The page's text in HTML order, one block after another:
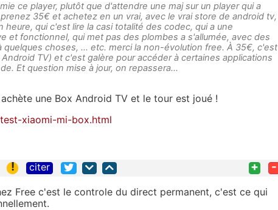
ce player, plutôt que d'attendre une maj sur un player qui a
35€ et achetez en un vrai, avec le vrai store de android tv,
heure, qui c'est lire la casi totalité des codec, qui a une
et fonctionnel, qui met pas des plombes a s'allumée, avec des
quelques choses, … etc. merci la non-évolution free. À 35€, c'est
TV) et c'est galère pour accéder à certaines applications
Et question mise à jour, on repassera...
achète une Box Android TV et le tour est joué !
xiaomi-mi-box.html
! citer + -
Free c'est le controle du direct permanent, c'est ce qui